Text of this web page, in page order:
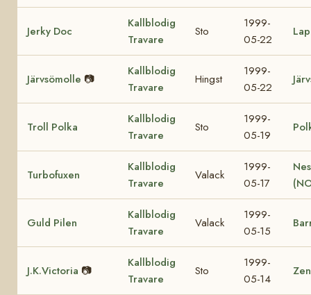
Jerky Doc
Kallblodig
Travare
Sto
1999-
05-22
Järvsömolle 📷
Kallblodig
Travare
Hingst
1999-
05-22
Troll Polka
Kallblodig
Travare
Sto
1999-
05-19
Turbofuxen
Kallblodig
Travare
Valack
1999-
05-17
Guld Pilen
Kallblodig
Travare
Valack
1999-
05-15
J.K.Victoria 📷
Kallblodig
Travare
Sto
1999-
05-14